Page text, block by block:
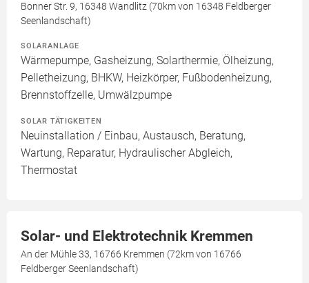
Bonner Str. 9, 16348 Wandlitz (70km von 16348 Feldberger
Seenlandschaft)
SOLARANLAGE
Wärmepumpe, Gasheizung, Solarthermie, Ölheizung,
Pelletheizung, BHKW, Heizkörper, Fußbodenheizung,
Brennstoffzelle, Umwälzpumpe
SOLAR TÄTIGKEITEN
Neuinstallation / Einbau, Austausch, Beratung,
Wartung, Reparatur, Hydraulischer Abgleich,
Thermostat
Solar- und Elektrotechnik Kremmen
An der Mühle 33, 16766 Kremmen (72km von 16766
Feldberger Seenlandschaft)